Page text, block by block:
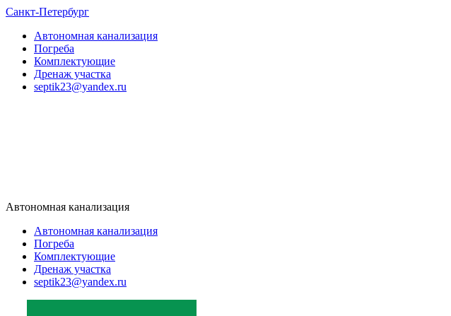
Санкт-Петербург
Автономная канализация
Погреба
Комплектующие
Дренаж участка
septik23@yandex.ru
Автономная канализация
Автономная канализация
Погреба
Комплектующие
Дренаж участка
septik23@yandex.ru